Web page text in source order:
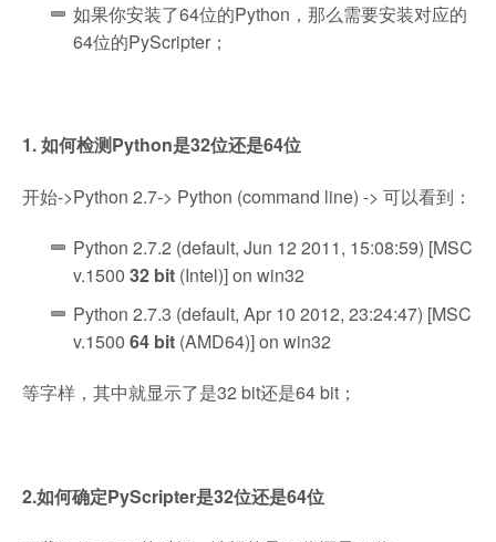
如果你安装了64位的Python，那么需要安装对应的
64位的PyScripter；
1. 如何检测Python是32位还是64位
开始->Python 2.7-> Python (command line) -> 可以看到：
Python 2.7.2 (default, Jun 12 2011, 15:08:59) [MSC
v.1500 32 bit (Intel)] on win32
Python 2.7.3 (default, Apr 10 2012, 23:24:47) [MSC
v.1500 64 bit (AMD64)] on win32
等字样，其中就显示了是32 bit还是64 bit；
2.如何确定PyScripter是32位还是64位